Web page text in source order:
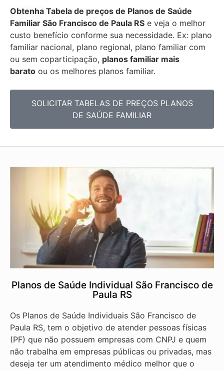
Obtenha Tabela de preços de Planos de Saúde
Familiar São Francisco de Paula RS e veja o melhor
custo benefício conforme sua necessidade. Ex: plano
familiar nacional, plano regional, plano familiar com
ou sem coparticipação, planos familiar mais
barato ou os melhores planos familiar.
SOLICITAR TABELAS DE PREÇOS PLANOS
DE SAÚDE FAMILIAR
Planos de Saúde Individual São Francisco de
Paula RS
Os Planos de Saúde Individuais São Francisco de
Paula RS, tem o objetivo de atender pessoas físicas
(PF) que não possuem empresas com CNPJ e quem
não trabalha em empresas públicas ou privadas, mas
deseja ter um atendimento médico melhor que o